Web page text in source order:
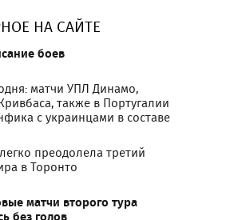
НА САЙТЕ
боев
матчи УПЛ Динамо,
также в Португалии
с украинцами в составе
преодолела третий
в Торонто
матчи второго тура
без голов